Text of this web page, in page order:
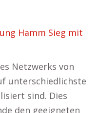
Hamm Sieg mit
Netzwerks von
unterschiedlichste
sind. Dies
den geeigneten